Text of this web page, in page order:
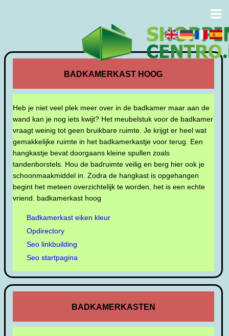
BADKAMERKAST HOOG
Heb je niet veel plek meer over in de badkamer maar aan de
wand kan je nog iets kwijt? Het meubelstuk voor de badkamer
vraagt weinig tot geen bruikbare ruimte. Je krijgt er heel wat
gemakkelijke ruimte in het badkamerkastje voor terug. Een
hangkastje bevat doorgaans kleine spullen zoals
tandenborstels. Hou de badruimte veilig en berg hier ook je
schoonmaakmiddel in. Zodra de hangkast is opgehangen
begint het meteen overzichtelijk te worden, het is een echte
vriend. badkamerkast hoog
Badkamerkast eiken kleur
Opdirectory
Seo linkbuilding
Seo startpagina
BADKAMERKASTEN